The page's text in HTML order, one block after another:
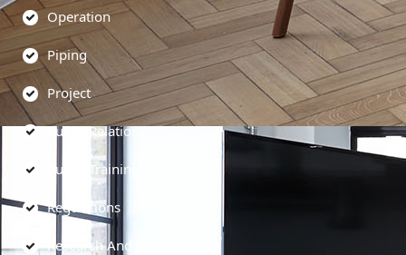
Operation
Piping
Project
Public Relations
Public Training
Regulations
Research And Development